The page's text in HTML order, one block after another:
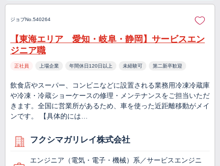
ジョブNo.540264
【東海エリア 愛知・岐阜・静岡】サービスエン
ジニア職
正社員 上場企業 年間休日120日以上 未経験可 第二新卒歓迎
飲食店やスーパー、コンビニなどに設置される業務用冷凍冷蔵庫
や冷凍・冷蔵ショーケースの修理・メンテナンスをご担当いただ
きます。全国に営業所があるため、車を使った近距離移動がメイ
ンです。 【具体的には…
フクシマガリレイ株式会社
エンジニア（電気・電子・機械）系／サービスエンジニ